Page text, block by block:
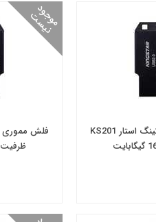
فلش مموری کینگ‌ استار KS201
م
و
ج
و
د
ن
ی
س
ت
ظرفیت 32 گیگابایت